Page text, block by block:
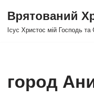
Перейти
Врятований
Ісус Христос мій Господь
город